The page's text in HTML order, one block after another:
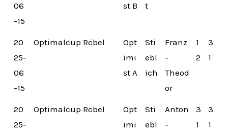
06
-15
st B
t
20
25-
06
-15
Optimalcup Röbel
Opt
imi
st A
Sti
ebl
ich
Franz
-
Theod
or
1
2
3
1
20
25-
Optimalcup Röbel
Opt
imi
Sti
ebl
Anton
-
3
1
3
1